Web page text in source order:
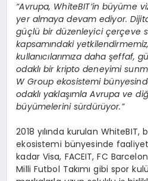
“Avrupa, WhiteBIT’in büyüme
yer almaya devam ediyor.
güçlü bir düzenleyici çerçeve
kapsamındaki
kullanıcılarımıza daha şeffaf,
odaklı bir kripto deneyimi
W Group ekosistemi
odaklı yaklaşımla Avrupa ve
büyümelerini sürdürüyor.”
2018 yılında kurulan WhiteBIT,
ekosistemi bünyesinde
kadar Visa, FACEIT, FC
Milli Futbol Takımı gibi spor